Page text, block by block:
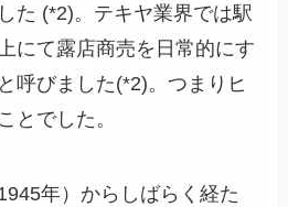
た (*2)。テキヤ業界では駅
にて露店商売を日常的にす
呼びました(*2)。つまりヒ
とでした。
年）からしばらく経た